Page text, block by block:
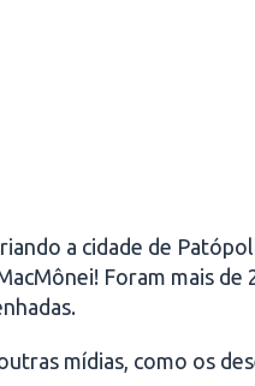
a cidade de
Foram mais
mídias, como os